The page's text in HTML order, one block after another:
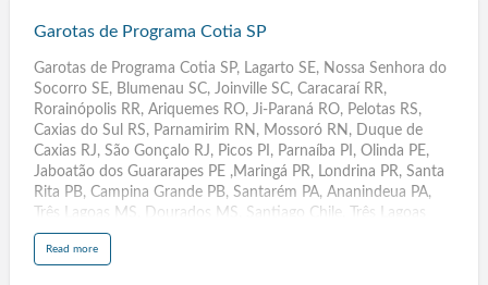
Cotia
Garotas de Programa Cotia SP
Garotas de Programa Cotia SP, Lagarto SE, Nossa Senhora do
Socorro SE, Blumenau SC, Joinville SC, Caracaraí RR,
Rorainópolis RR, Ariquemes RO, Ji-Paraná RO, Pelotas RS,
Caxias do Sul RS, Parnamirim RN, Mossoró RN, Duque de
Caxias RJ, São Gonçalo RJ, Picos PI, Parnaíba PI, Olinda PE,
Jaboatão dos Guararapes PE ,Maringá PR, Londrina PR, Santa
Rita PB, Campina Grande PB, Santarém PA, Ananindeua PA,
Três Lagoas MS, Dourados MS, Santiago Chile, Três Lagoas
MT, Dourados MT, Rondonópolis MT, Várzea Grande MT, São
José de Ribamar MA, Imperatriz MA, Rio Largo AL, Arapiraca
Read morea